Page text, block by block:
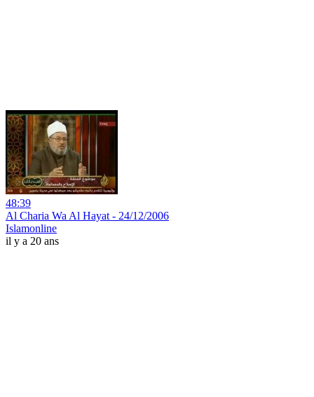
48:39
Al Charia Wa Al Hayat - 24/12/2006
Islamonline
il y a 20 ans